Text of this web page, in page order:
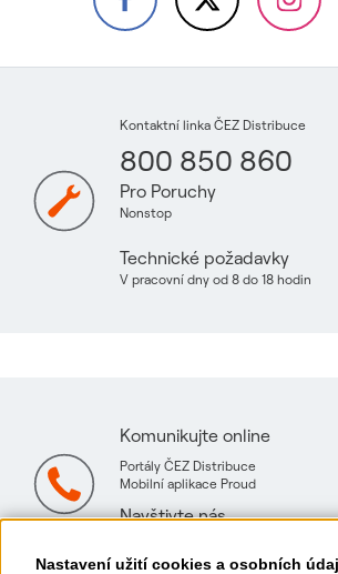
Nastavení užití cookies a osobních
Kontaktní linka ČEZ Distribuce
800 850 860
Pro Poruchy
Nonstop
Technické požadavky
V pracovní dny od 8 do 18 hodin
Komunikujte online
Portály ČEZ Distribuce
Mobilní aplikace Proud
Navštivte nás